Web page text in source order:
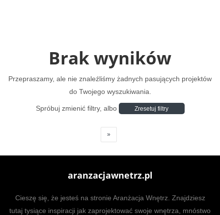
Brak wyników
Przepraszamy, ale nie znaleźliśmy żadnych pasujących projektów
do Twojego wyszukiwania.
Spróbuj zmienić filtry, albo Zresetuj filtry
»
aranzacjawnetrz.pl
Cieszę się, że jesteś na stronie Aranżacja Wnętrz. Znajdziesz
tutaj tysiące inspiracji jak zaprojektować swoje wnętrza, mnóstwo